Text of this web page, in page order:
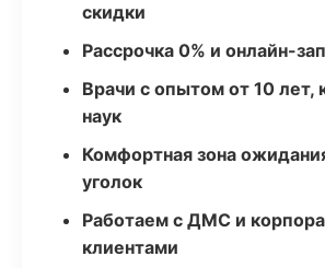
скидки
Рассрочка 0% и онлайн-
Врачи с опытом от 10 лет,
наук
Комфортная зона
уголок
Работаем с ДМС и
клиентами